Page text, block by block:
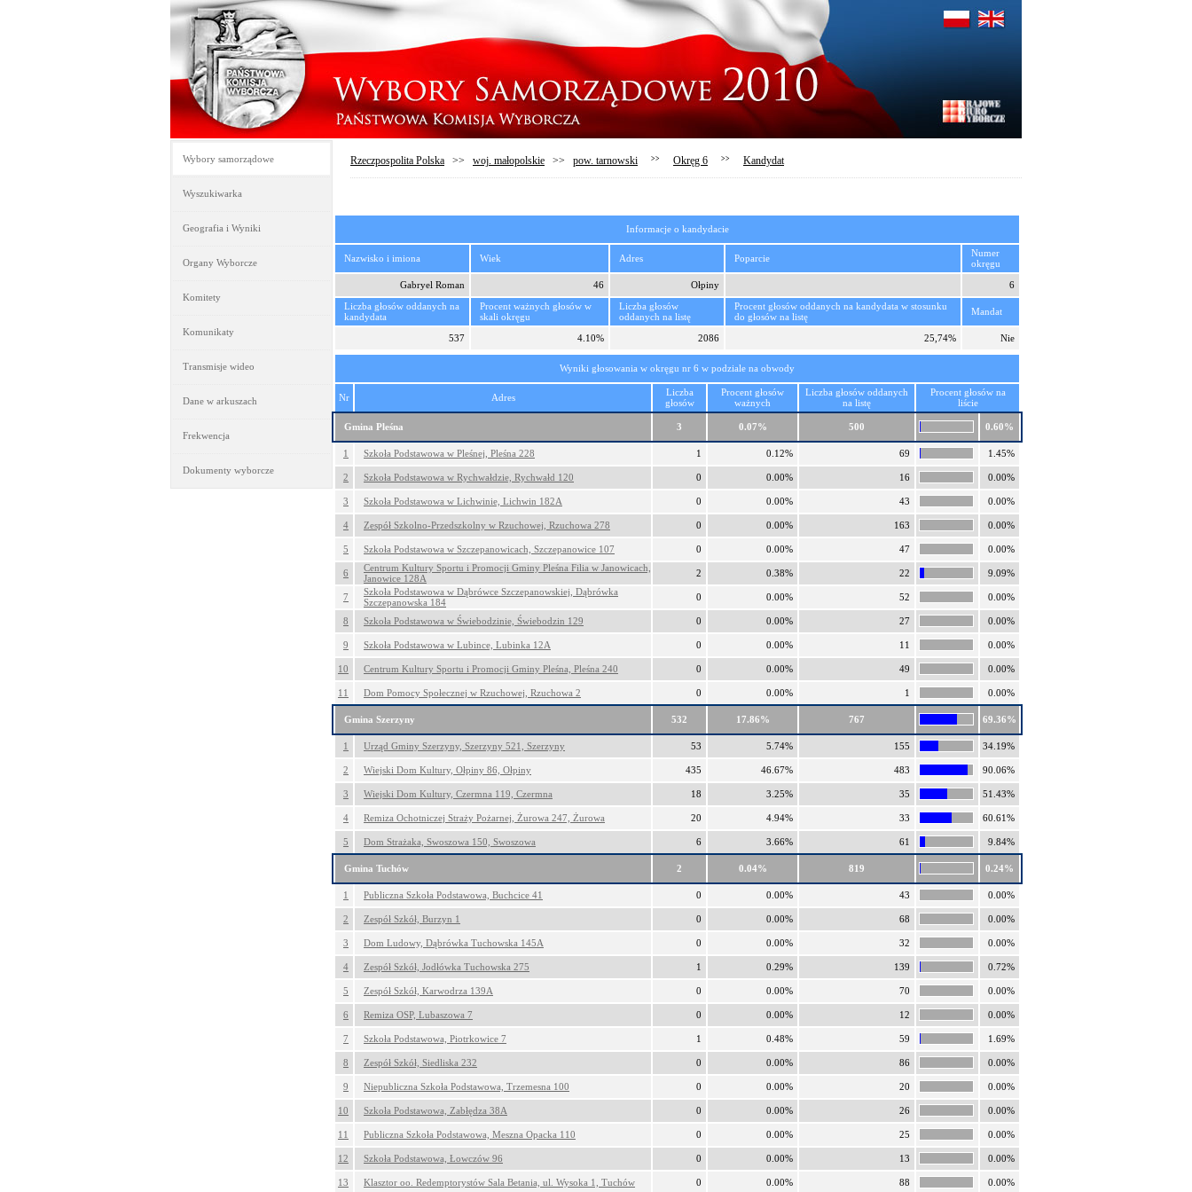
Wybory samorządowe
Wyszukiwarka
Geografia i Wyniki
Organy Wyborcze
Komitety
Komunikaty
Transmisje wideo
Dane w arkuszach
Frekwencja
Dokumenty wyborcze
Rzeczpospolita Polska >> woj. małopolskie >> pow. tarnowski >> Okręg 6 >> Kandydat
Informacje o kandydacie
Nazwisko i imiona Wiek Adres Poparcie
Numer
okręgu
Gabryel Roman
46 Ołpiny
6
Liczba głosów oddanych na
kandydata
Procent ważnych głosów w
skali okręgu
Liczba głosów
oddanych na listę
Procent głosów oddanych na kandydata w stosunku
do głosów na listę
Mandat
537 4.10% 2086 25,74% Nie
Wyniki głosowania w okręgu nr 6 w podziale na obwody
Nr Adres
Liczba
głosów
Procent głosów
ważnych
Liczba głosów oddanych
na listę
Procent głosów na
liście
Gmina Pleśna 3 0.07% 500 0.60%
1 Szkoła Podstawowa w Pleśnej, Pleśna 228 1 0.12% 69 1.45%
2 Szkoła Podstawowa w Rychwałdzie, Rychwałd 120 0 0.00% 16 0.00%
3 Szkoła Podstawowa w Lichwinie, Lichwin 182A 0 0.00% 43 0.00%
4 Zespół Szkolno-Przedszkolny w Rzuchowej, Rzuchowa 278 0 0.00% 163 0.00%
5 Szkoła Podstawowa w Szczepanowicach, Szczepanowice 107 0 0.00% 47 0.00%
6
Centrum Kultury Sportu i Promocji Gminy Pleśna Filia w Janowicach,
Janowice 128A
2 0.38% 22 9.09%
7
Szkoła Podstawowa w Dąbrówce Szczepanowskiej, Dąbrówka
Szczepanowska 184
0 0.00% 52 0.00%
8 Szkoła Podstawowa w Świebodzinie, Świebodzin 129 0 0.00% 27 0.00%
9 Szkoła Podstawowa w Lubince, Lubinka 12A 0 0.00% 11 0.00%
10 Centrum Kultury Sportu i Promocji Gminy Pleśna, Pleśna 240 0 0.00% 49 0.00%
11 Dom Pomocy Społecznej w Rzuchowej, Rzuchowa 2 0 0.00% 1 0.00%
Gmina Szerzyny 532 17.86% 767 69.36%
1 Urząd Gminy Szerzyny, Szerzyny 521, Szerzyny 53 5.74% 155 34.19%
2 Wiejski Dom Kultury, Ołpiny 86, Ołpiny 435 46.67% 483 90.06%
3 Wiejski Dom Kultury, Czermna 119, Czermna 18 3.25% 35 51.43%
4 Remiza Ochotniczej Straży Pożarnej, Żurowa 247, Żurowa 20 4.94% 33 60.61%
5 Dom Strażaka, Swoszowa 150, Swoszowa 6 3.66% 61 9.84%
Gmina Tuchów 2 0.04% 819 0.24%
1 Publiczna Szkoła Podstawowa, Buchcice 41 0 0.00% 43 0.00%
2 Zespół Szkół, Burzyn 1 0 0.00% 68 0.00%
3 Dom Ludowy, Dąbrówka Tuchowska 145A 0 0.00% 32 0.00%
4 Zespół Szkół, Jodłówka Tuchowska 275 1 0.29% 139 0.72%
5 Zespół Szkół, Karwodrza 139A 0 0.00% 70 0.00%
6 Remiza OSP, Lubaszowa 7 0 0.00% 12 0.00%
7 Szkoła Podstawowa, Piotrkowice 7 1 0.48% 59 1.69%
8 Zespół Szkół, Siedliska 232 0 0.00% 86 0.00%
9 Niepubliczna Szkoła Podstawowa, Trzemesna 100 0 0.00% 20 0.00%
10 Szkoła Podstawowa, Zabłędza 38A 0 0.00% 26 0.00%
11 Publiczna Szkoła Podstawowa, Meszna Opacka 110 0 0.00% 25 0.00%
12 Szkoła Podstawowa, Łowczów 96 0 0.00% 13 0.00%
13 Klasztor oo. Redemptorystów Sala Betania, ul. Wysoka 1, Tuchów 0 0.00% 88 0.00%